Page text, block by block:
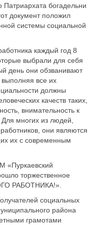
богадельни
документ положил
системы социальной
каждый год 8
выбрали для себя
день они обзванивают
все их
должны
качеств таких,
внимательность к
многих из людей,
они являются
их с современным
«Пуркаевский
торжественное
РАБОТНИКА!».
социальных
района
грамотами